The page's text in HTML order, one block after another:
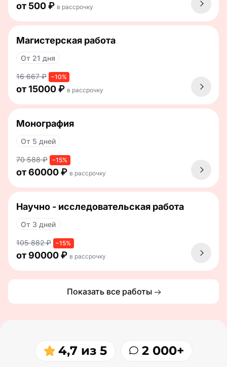
от 500 ₽ в рассрочку
Магистерская работа
От 21 дня
16 667 ₽ −10%
от 15000 ₽ в рассрочку
Монография
От 5 дней
70 588 ₽ −15%
от 60000 ₽ в рассрочку
Научно - исследовательская работа
От 3 дней
105 882 ₽ −15%
от 90000 ₽ в рассрочку
Показать все работы
4,7 из 5 2 000+